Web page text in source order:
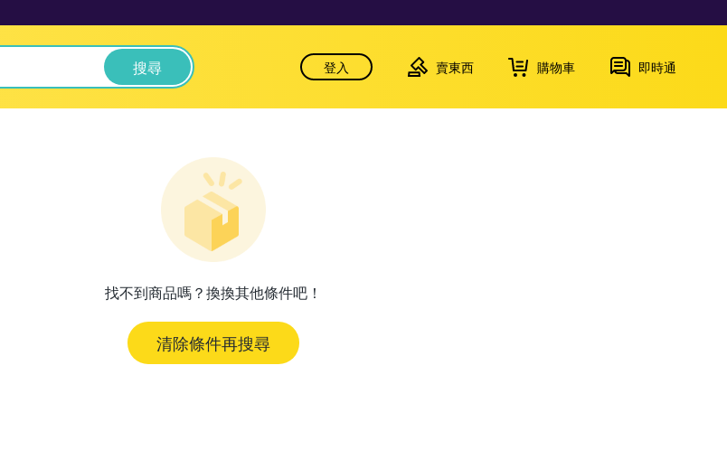
搜尋 登入 賣東西 購物車 即時通
找不到商品嗎？換換其他條件吧！
清除條件再搜尋